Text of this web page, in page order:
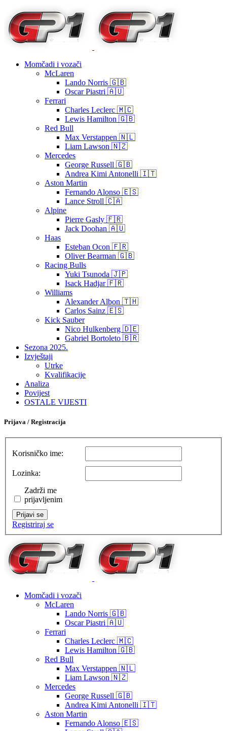
Momčadi i vozači
McLaren
Lando Norris 🇬🇧
Oscar Piastri 🇦🇺
Ferrari
Charles Leclerc 🇲🇨
Lewis Hamilton 🇬🇧
Red Bull
Max Verstappen 🇳🇱
Liam Lawson 🇳🇿
Mercedes
George Russell 🇬🇧
Andrea Kimi Antonelli 🇮🇹
Aston Martin
Fernando Alonso 🇪🇸
Lance Stroll 🇨🇦
Alpine
Pierre Gasly 🇫🇷
Jack Doohan 🇦🇺
Haas
Esteban Ocon 🇫🇷
Oliver Bearman 🇬🇧
Racing Bulls
Yuki Tsunoda 🇯🇵
Isack Hadjar 🇫🇷
Williams
Alexander Albon 🇹🇭
Carlos Sainz 🇪🇸
Kick Sauber
Nico Hulkenberg 🇩🇪
Gabriel Bortoleto 🇧🇷
Sezona 2025.
Izvještaji
Utrke
Kvalifikacije
Analiza
Povijest
OSTALE VIJESTI
Prijava / Registracija
Korisničko ime:
Lozinka:
Zadrži me
prijavljenim
Prijavi se
Registriraj se
Momčadi i vozači
McLaren
Lando Norris 🇬🇧
Oscar Piastri 🇦🇺
Ferrari
Charles Leclerc 🇲🇨
Lewis Hamilton 🇬🇧
Red Bull
Max Verstappen 🇳🇱
Liam Lawson 🇳🇿
Mercedes
George Russell 🇬🇧
Andrea Kimi Antonelli 🇮🇹
Aston Martin
Fernando Alonso 🇪🇸